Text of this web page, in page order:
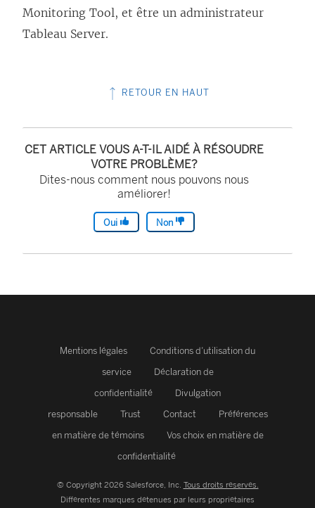
Monitoring Tool, et être un administrateur
Tableau Server.
RETOUR EN HAUT
CET ARTICLE VOUS A-T-IL AIDÉ À RÉSOUDRE
VOTRE PROBLÈME?
Dites-nous comment nous pouvons nous
améliorer!
Oui Non
Mentions légales
Conditions d’utilisation du
service
Déclaration de
confidentialité
Divulgation
responsable
Trust Contact
Préférences
en matière de témoins
Vos choix en matière de
confidentialité
© Copyright 2026 Salesforce, Inc. Tous droits réservés.
Différentes marques détenues par leurs propriétaires